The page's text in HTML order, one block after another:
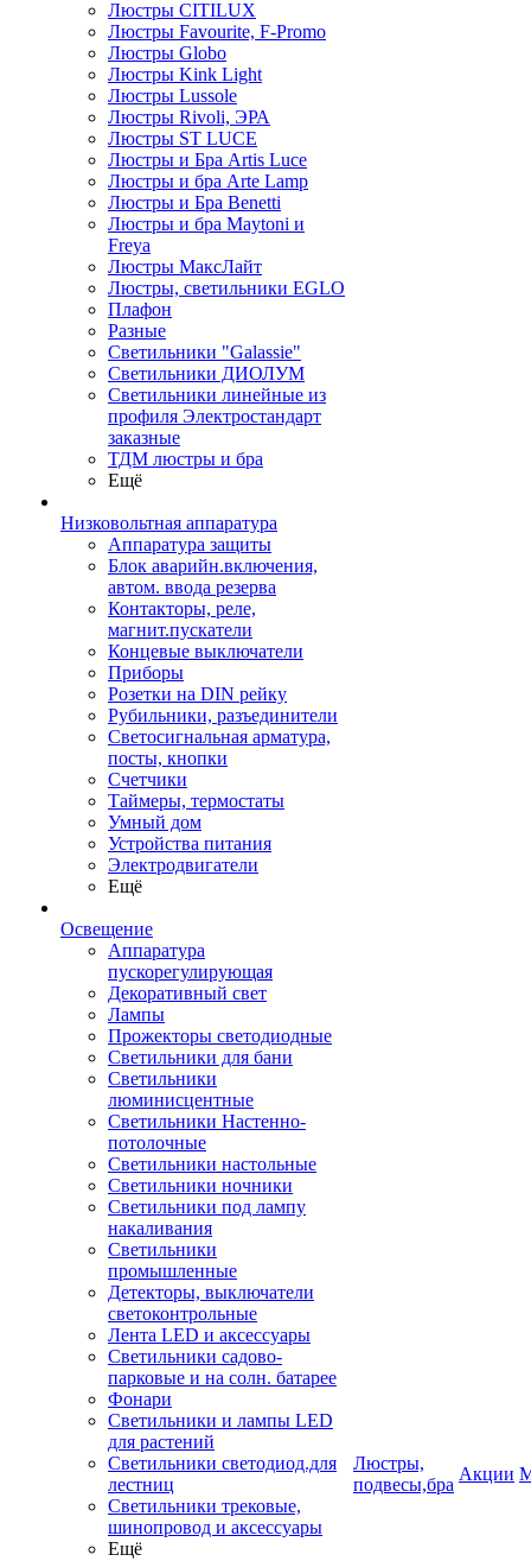
Люстры CITILUX
Люстры Favourite, F-Promo
Люстры Globo
Люстры Kink Light
Люстры Lussole
Люстры Rivoli, ЭРА
Люстры ST LUCE
Люстры и Бра Artis Luce
Люстры и бра Arte Lamp
Люстры и Бра Benetti
Люстры и бра Maytoni и
Freya
Люстры МаксЛайт
Люстры, светильники EGLO
Плафон
Разные
Светильники "Galassie"
Светильники ДИОЛУМ
Светильники линейные из
профиля Электростандарт
заказные
ТДМ люстры и бра
Ещё
Низковольтная аппаратура
Аппаратура защиты
Блок аварийн.включения,
автом. ввода резерва
Контакторы, реле,
магнит.пускатели
Концевые выключатели
Приборы
Розетки на DIN рейку
Рубильники, разъединители
Светосигнальная арматура,
посты, кнопки
Счетчики
Таймеры, термостаты
Умный дом
Устройства питания
Электродвигатели
Ещё
Освещение
Аппаратура
пускорегулирующая
Декоративный свет
Лампы
Прожекторы светодиодные
Светильники для бани
Светильники
люминисцентные
Светильники Настенно-
потолочные
Светильники настольные
Светильники ночники
Светильники под лампу
накаливания
Светильники
промышленные
Детекторы, выключатели
светоконтрольные
Лента LED и аксессуары
Светильники садово-
парковые и на солн. батарее
Фонари
Светильники и лампы LED
для растений
Светильники светодиод.для
лестниц
Светильники трековые,
шинопровод и аксессуары
Ещё
Люстры,
подвесы,бра
Акции